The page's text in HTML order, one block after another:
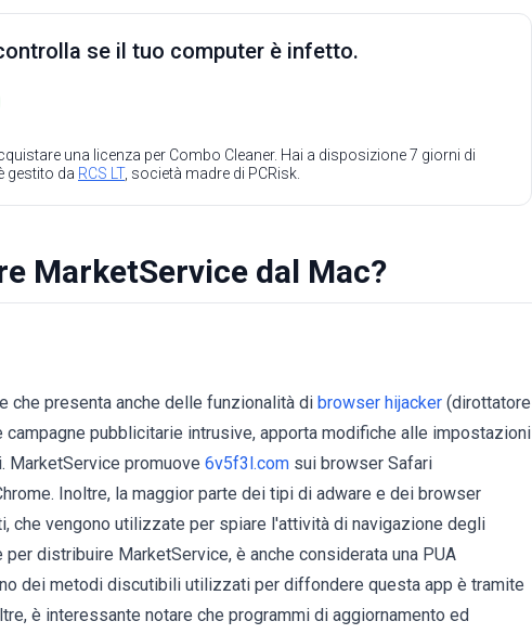
se il tuo computer è infetto.
una licenza per Combo Cleaner. Hai a disposizione 7 giorni di
gestito da RCS LT, società madre di PCRisk.
MarketService dal Mac?
che presenta anche delle funzionalità di browser hijacker (dirottatore
pubblicitarie intrusive, apporta modifiche alle impostazioni
MarketService promuove 6v5f3l.com sui browser Safari
Inoltre, la maggior parte dei tipi di adware e dei browser
che vengono utilizzate per spiare l'attività di navigazione degli
distribuire MarketService, è anche considerata una PUA
dei metodi discutibili utilizzati per diffondere questa app è tramite
è interessante notare che programmi di aggiornamento ed